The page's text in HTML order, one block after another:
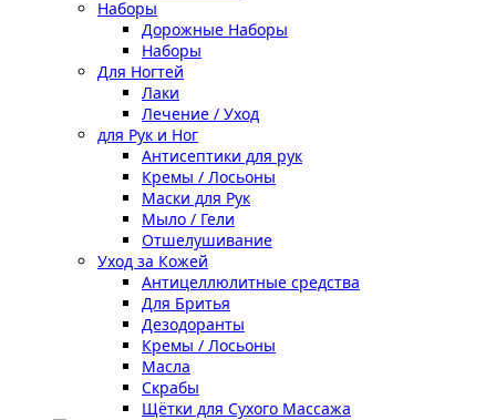
Наборы
Дорожные Наборы
Наборы
Для Ногтей
Лаки
Лечение / Уход
для Рук и Ног
Антисептики для рук
Кремы / Лосьоны
Маски для Рук
Мыло / Гели
Отшелушивание
Уход за Кожей
Антицеллюлитные средства
Для Бритья
Дезодоранты
Кремы / Лосьоны
Масла
Скрабы
Щётки для Сухого Массажа